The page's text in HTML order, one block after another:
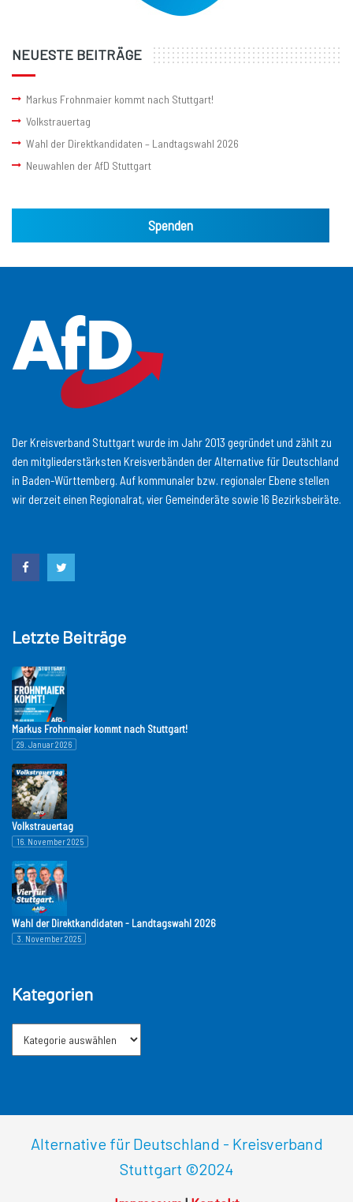
NEUESTE BEITRÄGE
Markus Frohnmaier kommt nach Stuttgart!
Volkstrauertag
Wahl der Direktkandidaten – Landtagswahl 2026
Neuwahlen der AfD Stuttgart
Spenden
Der Kreisverband Stuttgart wurde im Jahr 2013 gegründet und zählt zu
den mitgliederstärksten Kreisverbänden der Alternative für Deutschland
in Baden-Württemberg. Auf kommunaler bzw. regionaler Ebene stellen
wir derzeit einen Regionalrat, vier Gemeinderäte sowie 16 Bezirksbeiräte.
Letzte Beiträge
Markus Frohnmaier kommt nach Stuttgart!
29. Januar 2026
Volkstrauertag
16. November 2025
Wahl der Direktkandidaten - Landtagswahl 2026
3. November 2025
Kategorien
Alternative für Deutschland - Kreisverband
Stuttgart ©2024